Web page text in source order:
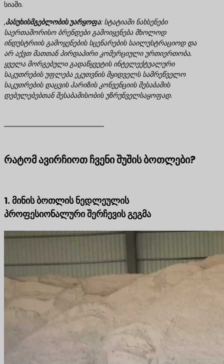
სიაში.
,პასუხისმგებლობის უარყოფა​: სტატიაში ნახსენები
საერთაშორისო ბრენდები გამოიყენება მხოლოდ
ინდუსტრიის გამოყენების სცენარების საილუსტრაციოდ და
არ აქვთ მათთან პირდაპირი კომერციული ურთიერთობა.
ყველა მორგებული გადაწყვეტის ინტელექტუალური
საკუთრების უფლება ეკუთვნის მყიდველს სამრეწველო
საკუთრების დაცვის პარიზის კონვენციის შესაბამის
დებულებებთან შესაბამისობის უზრუნველსაყოფად.
რატომ ავირჩიოთ ჩვენი შუშის ბოთლები?
1. მინის ბოთლის ნედლეულის
პროფესიონალური შერჩევის გეგმა